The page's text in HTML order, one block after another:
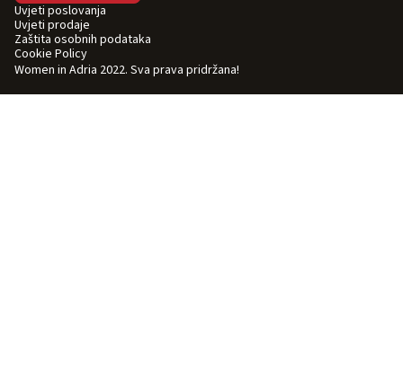
Women in Adria 2022. Sva prava pridržana!
Uvjeti poslovanja
Uvjeti prodaje
Zaštita osobnih podataka
Cookie Policy